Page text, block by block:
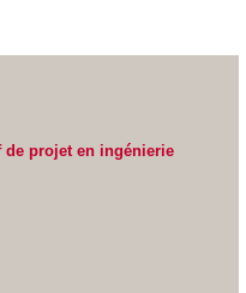
projet en ingénierie